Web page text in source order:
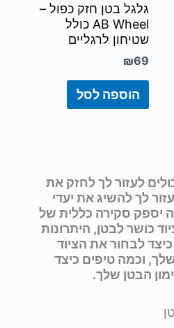
גלגל בטן חזק כפול –
AB Wheel כולל
שטיחון לרגליים
₪69
הוספה לסל
לעזור לך לחזק את
לך להשיג את יעדי
יספק סקירה כללית של
כושר לבטן, היתרונות
לבחור את הציוד
וכמה טיפים כיצד
הבטן שלך.